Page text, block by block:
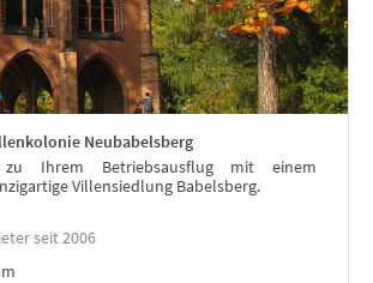
Neubabelsberg
zu Ihrem Betriebsausflug mit einem
Villensiedlung Babelsberg.
seit 2006